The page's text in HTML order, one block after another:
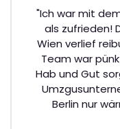
"Ich war mit
als zufrieden!
Wien verlief
Team war
Hab und Gut
Berlin nur